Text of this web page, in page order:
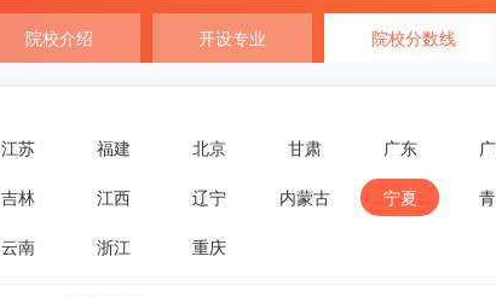
院校介绍 开设专业 院校分数线
江苏 福建 北京 甘肃 广东
吉林 江西 辽宁 内蒙古 宁夏
云南 浙江 重庆